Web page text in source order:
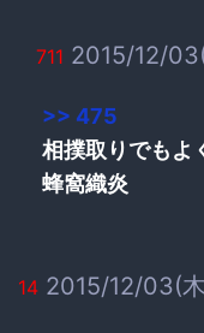
711 2015/12/
>> 475
相撲取りでもよ
蜂窩織炎
14 2015/12/03(